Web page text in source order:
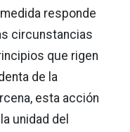
responde
circunstancias
que rigen
de la
esta acción
unidad del